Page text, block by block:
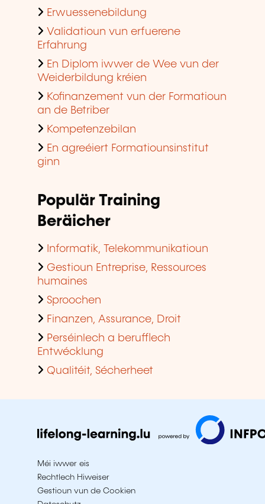
Erwuessenebildung
Validatioun vun erfuerene
Erfahrung
En Diplom iwwer de Wee vun der
Weiderbildung kréien
Kofinanzement vun der Formatioun
an de Betriber
Kompetenzebilan
En agreéiert Formatiounsinstitut
ginn
Populär Training
Beräicher
Informatik, Telekommunikatioun
Gestioun Entreprise, Ressources
humaines
Sproochen
Finanzen, Assurance, Droit
Perséinlech a berufflech
Entwécklung
Qualitéit, Sécherheet
Méi iwwer eis
Rechtlech Hiweiser
Gestioun vun de Cookien